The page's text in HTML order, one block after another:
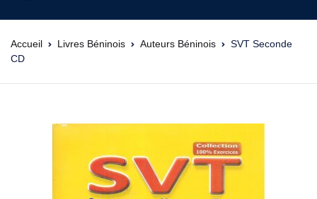
Accueil Livres Béninois Auteurs Béninois
SVT Seconde
CD